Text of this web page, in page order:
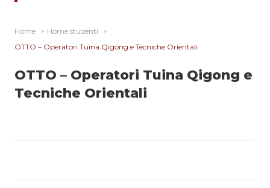
Home
Home studenti
OTTO – Operatori Tuina Qigong e Tecniche Orientali
OTTO – Operatori Tuina Qigong e
Tecniche Orientali